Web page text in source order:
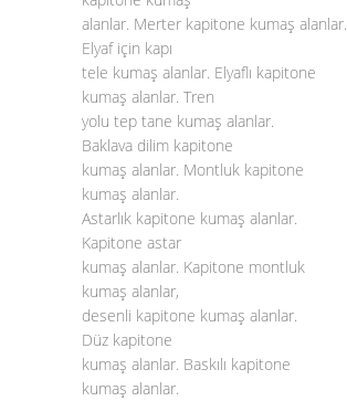
alanlar. Merter kapitone kumaş alanlar.
Elyaf için kapı
tele kumaş alanlar. Elyaflı kapitone
kumaş alanlar. Tren
yolu tep tane kumaş alanlar.
Baklava dilim kapitone
kumaş alanlar. Montluk kapitone
kumaş alanlar.
Astarlık kapitone kumaş alanlar.
Kapitone astar
kumaş alanlar. Kapitone montluk
kumaş alanlar,
desenli kapitone kumaş alanlar.
Düz kapitone
kumaş alanlar. Baskılı kapitone
kumaş alanlar.